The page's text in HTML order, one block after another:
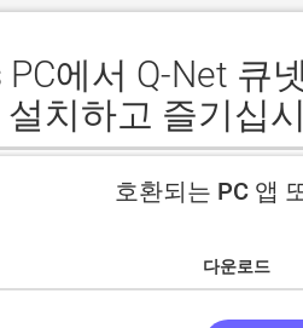
에서 Q-Net 큐
치하고 즐기십
호환되는 PC 앱
다운로드